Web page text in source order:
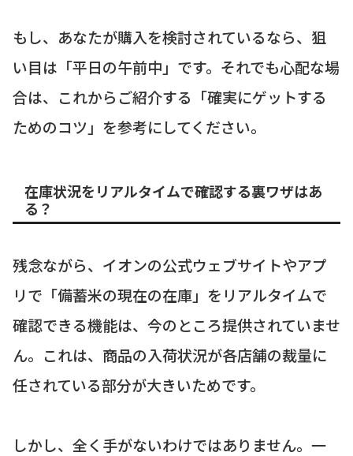
もし、あなたが購入を検討されているなら、狙
い目は「平日の午前中」です。それでも心配な場
合は、これからご紹介する「確実にゲットする
ためのコツ」を参考にしてください。
在庫状況をリアルタイムで確認する裏ワザはあ
る？
残念ながら、イオンの公式ウェブサイトやアプ
リで「備蓄米の現在の在庫」をリアルタイムで
確認できる機能は、今のところ提供されていませ
ん。これは、商品の入荷状況が各店舗の裁量に
任されている部分が大きいためです。
しかし、全く手がないわけではありません。一